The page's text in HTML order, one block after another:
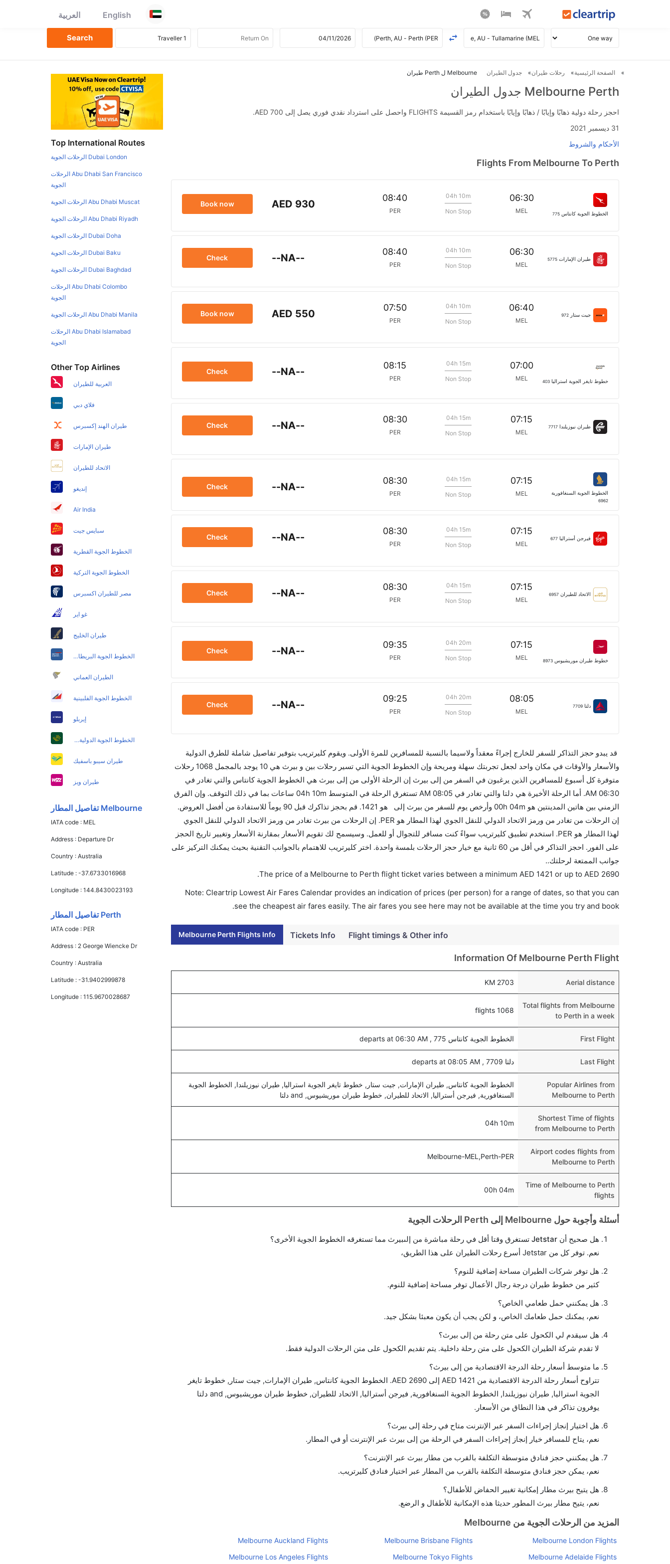
English العربية
الصفحة الرئيسية رحلات طيران جدول الطيران Melbourne ل Perth طيران
Melbourne Perth جدول الطيران
احجز رحلة دولية ذهابًا وإيابًا / ذهابًا وإيابًا باستخدام رمز القسيمة FLIGHTS واحصل على استرداد نقدي فوري يصل إلى AED 700.
31 ديسمبر 2021
الأحكام والشروط
Flights From Melbourne To Perth
الخطوط الجوية كانتاس 775
06:30
MEL
04h 10m
Non Stop
08:40
PER
AED 930
Book now
طيران الإمارات 5775
06:30
MEL
04h 10m
Non Stop
08:40
PER
--NA--
Check
جيت ستار 972
06:40
MEL
04h 10m
Non Stop
07:50
PER
AED 550
Book now
خطوط تايغر الجوية استراليا 403
07:00
MEL
04h 15m
Non Stop
08:15
PER
--NA--
Check
طيران نيوزيلندا 7717
07:15
MEL
04h 15m
Non Stop
08:30
PER
--NA--
Check
الخطوط الجوية السنغافورية
6962
07:15
MEL
04h 15m
Non Stop
08:30
PER
--NA--
Check
فيرجن أستراليا 677
07:15
MEL
04h 15m
Non Stop
08:30
PER
--NA--
Check
الاتحاد للطيران 6957
07:15
MEL
04h 15m
Non Stop
08:30
PER
--NA--
Check
خطوط طيران موريشيوس 8973
07:15
MEL
04h 20m
Non Stop
09:35
PER
--NA--
Check
دلتا 7709
08:05
MEL
04h 20m
Non Stop
09:25
PER
--NA--
Check
قد يبدو حجز التذاكر للسفر للخارج إجراءً معقداً ولاسيما بالنسبة للمسافرين للمرة الأولى. ويقوم كليرتريب بتوفير تفاصيل شاملة للطرق الدولية
والأسعار والأوقات في مكان واحد لجعل تجربتك سهلة ومريحة وإن الخطوط الجوية التي تسير رحلات بين و بيرث هي 10 يوجد بالمجمل 1068 رحلات
متوفرة كل أسبوع للمسافرين الذين يرغبون في السفر من إلى بيرث إن الرحلة الأولى من إلى بيرث هي الخطوط الجوية كانتاس والتي تغادر في
06:30 AM. أما الرحلة الأخيرة هي دلتا والتي تغادر في 08:05 AM تستغرق الرحلة في المتوسط 04h 10m ساعات بما في ذلك التوقف. وإن الفرق
الزمني بين هاتين المدينتين هو 00h 04m وأرخص يوم للسفر من بيرث إلى هو 1421. قم بحجز تذاكرك قبل 90 يوماً للاستفادة من أفضل العروض.
إن الرحلات من تغادر من ورمز الاتحاد الدولي للنقل الجوي لهذا المطار هو PER. إن الرحلات من بيرث تغادر من ورمز الاتحاد الدولي للنقل الجوي
لهذا المطار هو PER. استخدم تطبيق كليرتريب سواءً كنت مسافر للتجوال أو للعمل. وسيسمح لك تقويم الأسعار بمقارنة الأسعار وتغيير تاريخ الحجز
على الفور. احجز التذاكر في أقل من 60 ثانية مع خيار حجز الرحلات بلمسة واحدة. اختر كليرتريب للاهتمام بالجوانب التقنية بحيث يمكنك التركيز على
جوانب الممتعة لرحلتك..
The price of a Melbourne to Perth flight ticket varies between a minimum AED 1421 or up to AED 2690
.
Note: Cleartrip Lowest Air Fares Calendar provides an indication of prices (per person) for a range of dates, so that you can
see the cheapest air fares easily. The air fares you see here may not be available at the time you try and book.
Melbourne Perth Flights Info Tickets Info Flight timings & Other info
Information Of Melbourne Perth Flight
Aerial distance
2703 KM
Total flights from Melbourne
to Perth in a week
1068 flights
First Flight الخطوط الجوية كانتاس 775 , departs at 06:30 AM
Last Flight دلتا 7709 , departs at 08:05 AM
Popular Airlines from
Melbourne to Perth
الخطوط الجوية كانتاس, طيران الإمارات, جيت ستار, خطوط تايغر الجوية استراليا, طيران نيوزيلندا, الخطوط الجوية
السنغافورية, فيرجن أستراليا, الاتحاد للطيران, خطوط طيران موريشيوس, and دلتا
Shortest Time of flights
from Melbourne to Perth
04h 10m
Airport codes flights from
Melbourne to Perth
Melbourne-MEL,Perth-PER
Time of Melbourne to Perth
flights
00h 04m
أسئلة وأجوبة حول Melbourne إلى Perth الرحلات الجوية
هل صحيح أن Jetstar تستغرق وقتا أقل في رحلة مباشرة من إلىبيرث مما تستغرقه الخطوط الجوية الأخرى؟
نعم. توفر كل من Jetstar أسرع رحلات الطيران على هذا الطريق،
هل توفر شركات الطيران مساحة إضافية للنوم؟
كثير من خطوط طيران درجة رجال الأعمال توفر مساحة إضافية للنوم.
هل يمكنني حمل طعامي الخاص؟
نعم، يمكنك حمل طعامك الخاص، و لكن يجب أن يكون معبئا بشكل جيد.
هل سيقدم لي الكحول على متن رحلة من إلى بيرث؟
لا تقدم شركة الطيران الكحول على متن رحلة داخلية. يتم تقديم الكحول على متن الرحلات الدولية فقط.
ما متوسط أسعار رحلة الدرجة الاقتصادية من إلى بيرث؟
تتراوح أسعار رحلة الدرجة الاقتصادية من AED 1421 إلى AED 2690. الخطوط الجوية كانتاس, طيران الإمارات, جيت ستار, خطوط تايغر
الجوية استراليا, طيران نيوزيلندا, الخطوط الجوية السنغافورية, فيرجن أستراليا, الاتحاد للطيران, خطوط طيران موريشيوس, and دلتا
يوفرون تذاكر في هذا النطاق من الأسعار.
هل اختيار إنجاز إجراءات السفر عبر الإنترنت متاح في رحلة إلى بيرث؟
نعم، يتاح للمسافر خيار إنجاز إجراءات السفر في الرحلة من إلى بيرث عبر الإنترنت أو في المطار.
هل يمكنني حجز فنادق متوسطة التكلفة بالقرب من مطار بيرث عبر الإنترنت؟
نعم، يمكن حجز فنادق متوسطة التكلفة بالقرب من المطار عبر اختيار فنادق كليرتريب.
هل يتيح بيرث مطار إمكانية تغيير الحفاض للأطفال؟
نعم، يتيح مطار بيرث المطور حديثا هذه الإمكانية للأطفال و الرضع.
المزيد من الرحلات الجوية من Melbourne
Melbourne London Flights
Melbourne Brisbane Flights
Melbourne Auckland Flights
Melbourne Adelaide Flights
Melbourne Tokyo Flights
Melbourne Los Angeles Flights
Top International Routes
Dubai London الرحلات الجوية
Abu Dhabi San Francisco الرحلات
الجوية
Abu Dhabi Muscat الرحلات الجوية
Abu Dhabi Riyadh الرحلات الجوية
Dubai Doha الرحلات الجوية
Dubai Baku الرحلات الجوية
Dubai Baghdad الرحلات الجوية
Abu Dhabi Colombo الرحلات
الجوية
Abu Dhabi Manila الرحلات الجوية
Abu Dhabi Islamabad الرحلات
الجوية
Other Top Airlines
العربية للطيران
فلاي دبي
طيران الهند إكسبرس
طيران الإمارات
الاتحاد للطيران
إنديغو
Air India
سبايس جيت
الخطوط الجوية القطرية
الخطوط الجوية التركية
مصر للطيران اكسبرس
غو اير
طيران الخليج
الخطوط الجوية البريطانية
الطيران العماني
الخطوط الجوية الفلبينية
إيربلو
الخطوط الجوية الدولية الباكستانية
طيران سيبو باسفيك
طيران ويز
Melbourne تفاصيل المطار
IATA code : MEL
Address : Departure Dr
Country :Australia
Latitude :-37.6733016968
Longitude :144.8430023193
Perth تفاصيل المطار
IATA code : PER
Address : 2 George Wiencke Dr
Country :Australia
Latitude :-31.9402999878
Longitude :115.9670028687